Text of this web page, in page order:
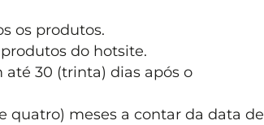
os produtos.
do hotsite.
até 30 (trinta) dias após o
quatro) meses a contar da data de